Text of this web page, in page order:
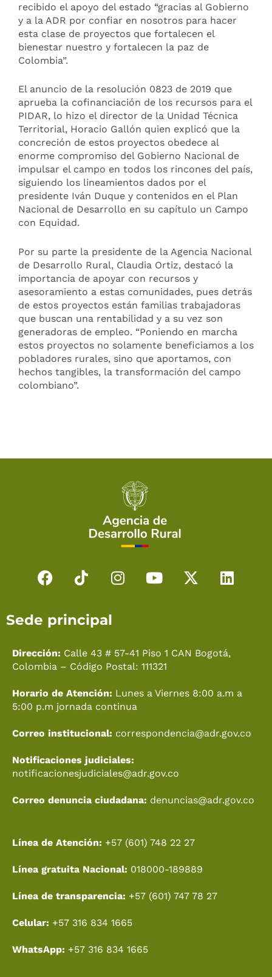
recibido el apoyo del estado “gracias al Gobierno
y a la ADR por confiar en nosotros para hacer
esta clase de proyectos que fortalecen el
bienestar nuestro y fortalecen la paz de
Colombia”.
El anuncio de la resolución 0823 de 2019 que
aprueba la cofinanciación de los recursos para el
PIDAR, lo hizo el director de la Unidad Técnica
Territorial, Horacio Gallón quien explicó que la
concreción de estos proyectos obedece al
enorme compromiso del Gobierno Nacional de
impulsar el campo en todos los rincones del país,
siguiendo los lineamientos dados por el
presidente Iván Duque y contenidos en el Plan
Nacional de Desarrollo en su capítulo un Campo
con Equidad.
Por su parte la presidente de la Agencia Nacional
de Desarrollo Rural, Claudia Ortiz, destacó la
importancia de apoyar con recursos y
asesoramiento a estas comunidades, pues detrás
de estos proyectos están familias trabajadoras
que buscan una rentabilidad y a su vez son
generadoras de empleo. “Poniendo en marcha
estos proyectos no solamente beneficiamos a los
pobladores rurales, sino que aportamos, con
hechos tangibles, la transformación del campo
colombiano”.
F
e
o
o
T
t
k
I
g
r
m
Y
b
e
X
t
r
L
d
Sede principal
Dirección: Calle 43 # 57-41 Piso 1 CAN Bogotá,
Colombia – Código Postal: 111321
Horario de Atención: Lunes a Viernes 8:00 a.m a
5:00 p.m jornada continua
Correo institucional: correspondencia@adr.gov.co
Notificaciones judiciales:
notificacionesjudiciales@adr.gov.co
Correo denuncia ciudadana: denuncias@adr.gov.co
Línea de Atención: +57 (601) 748 22 27
Línea gratuita Nacional: 018000-189889
Línea de transparencia: +57 (601) 747 78 27
Celular: +57 316 834 1665
WhatsApp: +57 316 834 1665